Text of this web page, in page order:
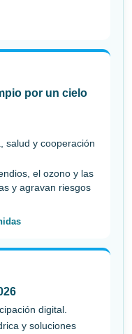
por un cielo
salud y cooperación
el ozono y las
y agravan riesgos
digital.
y soluciones